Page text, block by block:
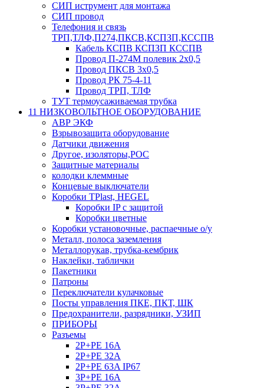
СИП иструмент для монтажа
СИП провод
Телефония и связь
ТРП,ТЛФ,П274,ПКСВ,КСПЗП,КССПВ
Кабель КСПВ КСПЗП КССПВ
Провод П-274М полевик 2х0,5
Провод ПКСВ 3х0,5
Провод РК 75-4-11
Провод ТРП, ТЛФ
ТУТ термоусаживаемая трубка
11 НИЗКОВОЛЬТНОЕ ОБОРУДОВАНИЕ
АВР ЭКФ
Взрывозащита оборудование
Датчики движения
Другое, изоляторы,РОС
Защитные материалы
колодки клеммные
Концевые выключатели
Коробки TPlast, HEGEL
Коробки IP с защитой
Коробки цветные
Коробки установочные, распаечные о/у
Металл, полоса заземления
Металлорукав, трубка-кембрик
Наклейки, таблички
Пакетники
Патроны
Переключатели кулачковые
Посты управления ПКЕ, ПКТ, ШК
Предохранители, разрядники, УЗИП
ПРИБОРЫ
Разъемы
2P+PE 16A
2P+PE 32A
2P+PE 63A IP67
3P+PE 16A